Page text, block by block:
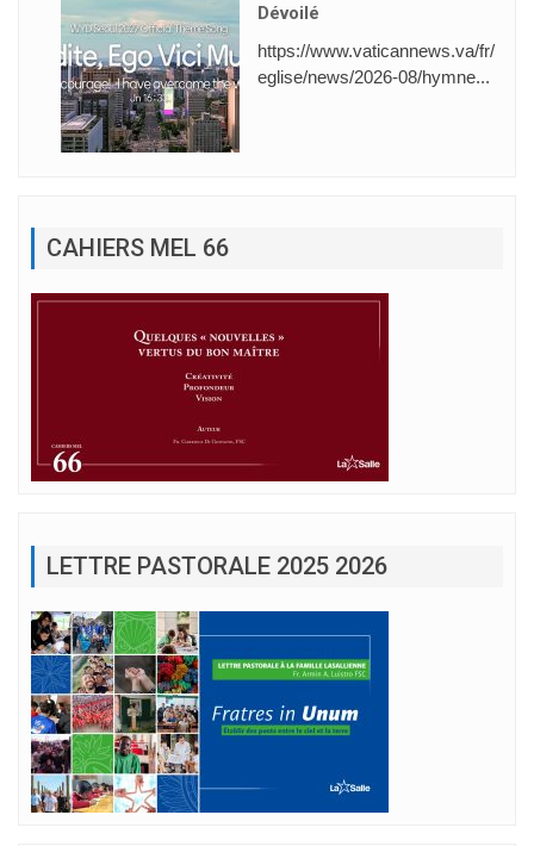
Dévoilé
https://www.vaticannews.va/fr/
eglise/news/2026-08/hymne...
CAHIERS MEL 66
LETTRE PASTORALE 2025 2026